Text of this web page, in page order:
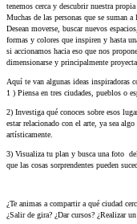
tenemos cerca y descubrir nuestra
Muchas de las personas que se suman
Desean moverse, buscar nuevos
formas y colores que inspiren y hasta
si accionamos hacia eso que nos
dimensionarse y principalmente
Aquí te van algunas ideas inspiradoras
1 ) Piensa en tres ciudades, pueblos o
2) Investiga qué conoces sobre esos
estar relacionado con el arte, ya sea
artísticamente.
3) Visualiza tu plan y busca una foto
que las cosas sorprendentes pueden
¿Te animas a compartir a qué ciudad
¿Salir de gira? ¿Dar cursos? ¿Realizar